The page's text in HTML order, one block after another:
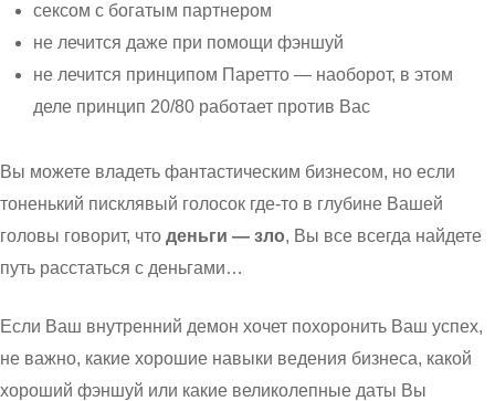
сексом с богатым партнером
не лечится даже при помощи фэншуй
не лечится принципом Паретто — наоборот, в этом
деле принцип 20/80 работает против Вас
Вы можете владеть фантастическим бизнесом, но если
тоненький писклявый голосок где-то в глубине Вашей
головы говорит, чтоденьги — зло, Вы все всегда найдете
путь расстаться с деньгами…
Если Ваш внутренний демон хочет похоронить Ваш успех,
не важно, какие хорошие навыки ведения бизнеса, какой
хороший фэншуй или какие великолепные даты Вы